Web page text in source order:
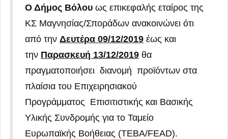
Ο Δήμος Βόλου ως επικεφαλής εταίρος της
ΚΣ Μαγνησίας/Σποράδων ανακοινώνει ότι
από την Δευτέρα 09/12/2019 έως και
την Παρασκευή 13/12/2019 θα
πραγματοποιήσει διανομή προϊόντων στα
πλαίσια του Επιχειρησιακού
Προγράμματος Επισιτιστικής και Βασικής
Υλικής Συνδρομής για το Ταμείο
Ευρωπαϊκής Βοήθειας (ΤΕΒΑ/FEAD).